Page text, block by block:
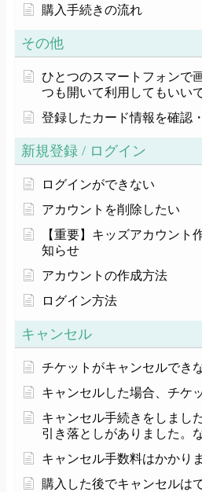
購入手続きの流れ
その他
ひとつのスマートフォンで
つも開いて利用してもいい
登録したカード情報を確認
新規登録 / ログイン
ログインができない
アカウントを削除したい
【重要】キッズアカウント
知らせ
アカウントの作成方法
ログイン方法
キャンセル
チケットがキャンセルでき
キャンセルした場合、チケ
キャンセル手続きをしまし
引き落としがありました。
キャンセル手数料はかかり
購入した後でキャンセルは